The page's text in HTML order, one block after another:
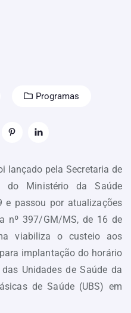
Programas
lançado pela Secretaria de
do Ministério da Saúde
e passou por atualizações
nº 397/GM/MS, de 16 de
viabiliza o custeio aos
implantação do horário
Unidades de Saúde da
de Saúde (UBS) em